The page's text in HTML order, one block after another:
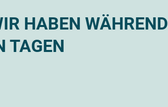
HABEN WÄHREND
TAGEN